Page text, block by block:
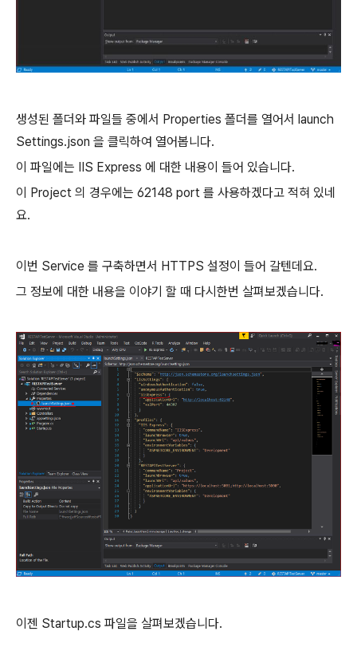
생성된 폴더와 파일들 중에서 Properties 폴더를 열어서 launch
Settings.json 을 클릭하여 열어봅니다.
이 파일에는 IIS Express 에 대한 내용이 들어 있습니다.
이 Project 의 경우에는 62148 port 를 사용하겠다고 적혀 있네
요.
이번 Service 를 구축하면서 HTTPS 설정이 들어 갈텐데요.
그 정보에 대한 내용을 이야기 할 때 다시한번 살펴보겠습니다.
이젠 Startup.cs 파일을 살펴보겠습니다.